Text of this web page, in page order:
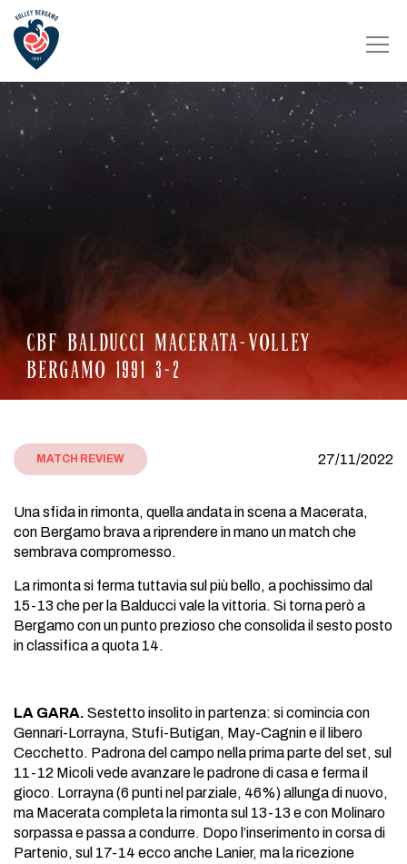
CBF BALDUCCI MACERATA-VOLLEY
BERGAMO 1991 3-2
MATCH REVIEW 27/11/2022
Una sfida in rimonta, quella andata in scena a Macerata,
con Bergamo brava a riprendere in mano un match che
sembrava compromesso.
La rimonta si ferma tuttavia sul più bello, a pochissimo dal
15-13 che per la Balducci vale la vittoria. Si torna però a
Bergamo con un punto prezioso che consolida il sesto posto
in classifica a quota 14.
LA GARA. Sestetto insolito in partenza: si comincia con
Gennari-Lorrayna, Stufi-Butigan, May-Cagnin e il libero
Cecchetto. Padrona del campo nella prima parte del set, sul
11-12 Micoli vede avanzare le padrone di casa e ferma il
gioco. Lorrayna (6 punti nel parziale, 46%) allunga di nuovo,
ma Macerata completa la rimonta sul 13-13 e con Molinaro
sorpassa e passa a condurre. Dopo l’inserimento in corsa di
Partenio, sul 17-14 ecco anche Lanier, ma la ricezione